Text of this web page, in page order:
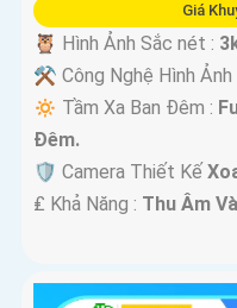
Giá
🦉 Hình Ảnh Sắc nét :
⚒ Công Nghệ Hình Ảnh
🔅 Tầm Xa Ban Đêm :
Ðêm.
🛡 Camera Thiết Kế
️₤ Khả Năng : Thu Âm